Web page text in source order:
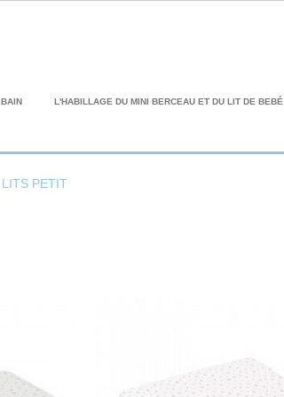
BAIN L'HABILLAGE DU MINI BERCEAU ET DU LIT DE BEBÉ
LITS PETIT